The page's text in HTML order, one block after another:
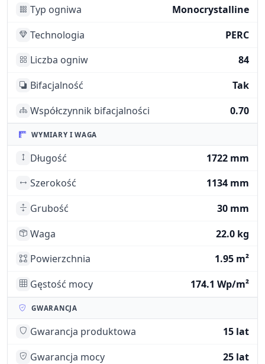
Typ ogniwa
Monocrystalline
Technologia
PERC
Liczba ogniw
84
Bifacjalność
Tak
Współczynnik bifacjalności
0.70
WYMIARY I WAGA
Długość
1722 mm
Szerokość
1134 mm
Grubość
30 mm
Waga
22.0 kg
Powierzchnia
1.95 m²
Gęstość mocy
174.1 Wp/m²
GWARANCJA
Gwarancja produktowa
15 lat
Gwarancja mocy
25 lat